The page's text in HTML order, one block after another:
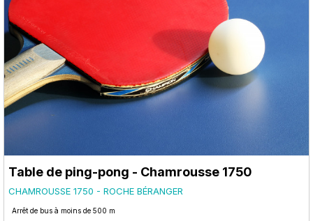
Table de ping-pong - Chamrousse 1750
CHAMROUSSE 1750 - ROCHE BÉRANGER
Arrêt de bus à moins de 500 m